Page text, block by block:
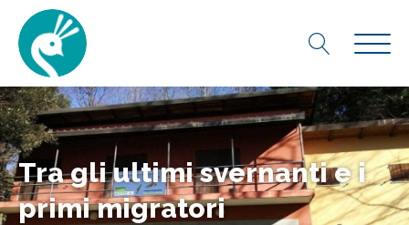
Tra gli ultimi svernanti e i
primi migratori